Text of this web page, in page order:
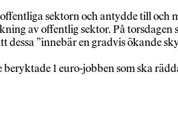
sektorn och antydde till
av offentlig sektor. På
”innebär en gradvis ökande
1 euro-jobben som ska